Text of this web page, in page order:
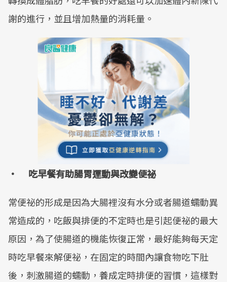
謝的進行，並且增加熱量的消耗量。
• 吃早餐有助腸胃運動與改變便祕
常便祕的形成是因為大腸裡沒有水分或者腸道蠕動異
常造成的，吃飯與排便的不定時也是引起便祕的最大
原因，為了使腸道的機能恢復正常，最好能夠每天定
時吃早餐來解便祕，在固定的時間內讓食物吃下肚
後，刺激腸道的蠕動，養成定時排便的習慣，這樣對